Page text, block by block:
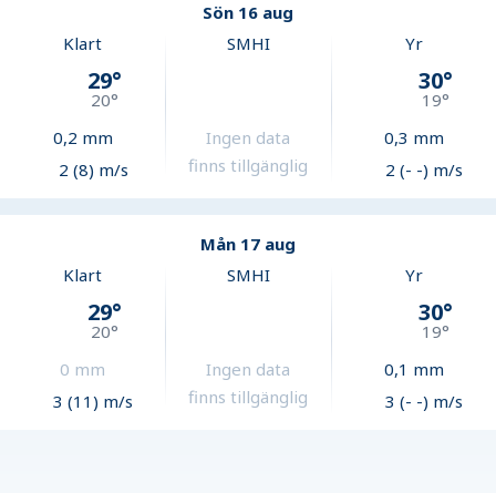
Sön 16 aug
Klart
29°
20°
0,2 mm
2 (8) m/s
SMHI
Ingen data
finns tillgänglig
Yr
30°
19°
0,3 mm
2 (- -) m/s
Mån 17 aug
Klart
29°
20°
0 mm
3 (11) m/s
SMHI
Ingen data
finns tillgänglig
Yr
30°
19°
0,1 mm
3 (- -) m/s